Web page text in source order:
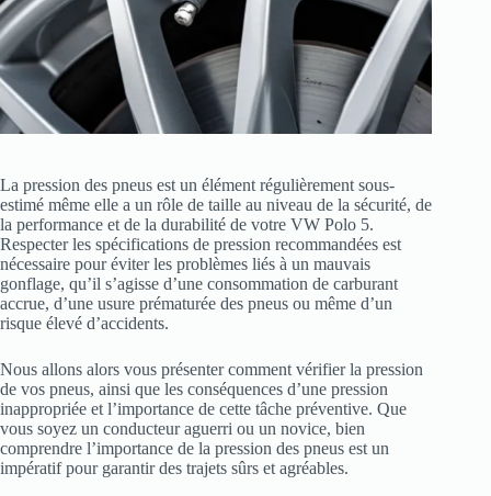
La pression des pneus est un élément régulièrement sous-
estimé même elle a un rôle de taille au niveau de la sécurité, de
la performance et de la durabilité de votre VW Polo 5.
Respecter les spécifications de pression recommandées est
nécessaire pour éviter les problèmes liés à un mauvais
gonflage, qu’il s’agisse d’une consommation de carburant
accrue, d’une usure prématurée des pneus ou même d’un
risque élevé d’accidents.
Nous allons alors vous présenter comment vérifier la pression
de vos pneus, ainsi que les conséquences d’une pression
inappropriée et l’importance de cette tâche préventive. Que
vous soyez un conducteur aguerri ou un novice, bien
comprendre l’importance de la pression des pneus est un
impératif pour garantir des trajets sûrs et agréables.